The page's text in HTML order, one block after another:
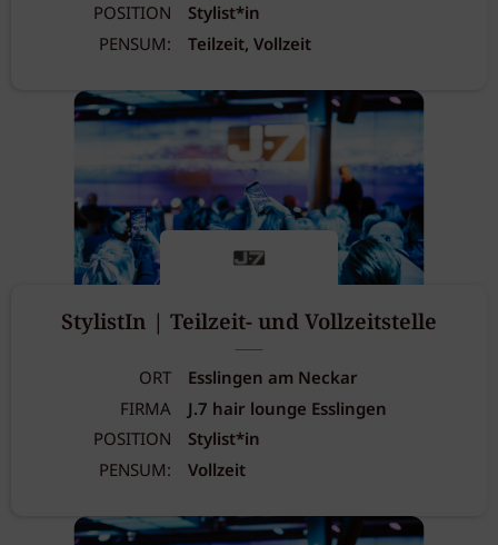
POSITION
Stylist*in
PENSUM:
Teilzeit, Vollzeit
StylistIn | Teilzeit- und Vollzeitstelle
ORT
Esslingen am Neckar
FIRMA
J.7 hair lounge Esslingen
POSITION
Stylist*in
PENSUM:
Vollzeit